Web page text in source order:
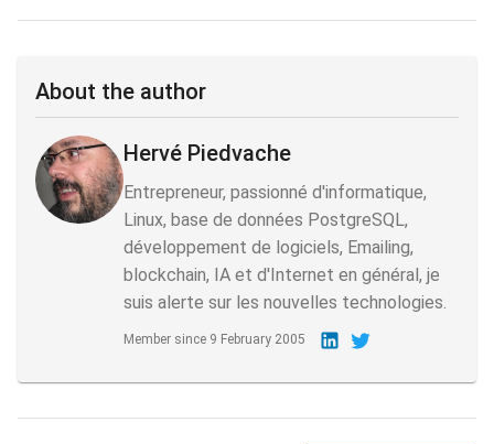
About the author
Hervé Piedvache
Entrepreneur, passionné d'informatique,
Linux, base de données PostgreSQL,
développement de logiciels, Emailing,
blockchain, IA et d'Internet en général, je
suis alerte sur les nouvelles technologies.
Member since 9 February 2005